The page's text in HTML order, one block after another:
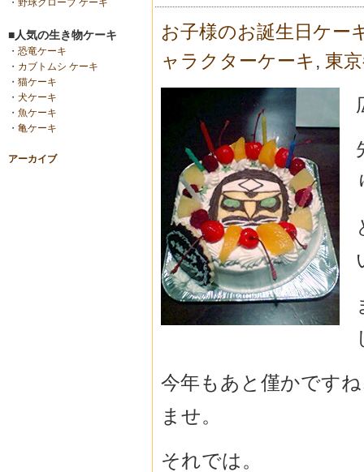
・ 野球グローブ ケーキ
■人気の生き物ケーキ
・ 恐竜ケーキ
・ カブトムシ ケーキ
・ 猫ケーキ
・ 犬ケーキ
・ 魚ケーキ
・ 亀ケーキ
アーカイブ
お子様のお誕生日ケー
ャラクターケーキ , 東
今年もあと僅かです
ませ。
それでは。